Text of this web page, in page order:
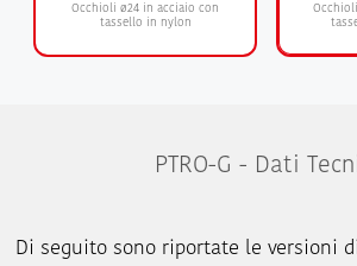
Occhioli ø24 in acciaio con
tassello in nylon
PTRO-G - Dati
Di seguito sono riportate le versioni